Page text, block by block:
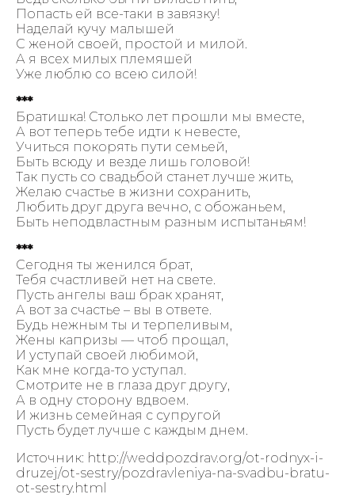
Попасть ей все-таки в завязку!
Наделай кучу малышей
С женой своей, простой и милой.
А я всех милых племяшей
Уже люблю со всею силой!
***
Братишка! Столько лет прошли мы вместе,
А вот теперь тебе идти к невесте,
Учиться покорять пути семьей,
Быть всюду и везде лишь головой!
Так пусть со свадьбой станет лучше жить,
Желаю счастье в жизни сохранить,
Любить друг друга вечно, с обожаньем,
Быть неподвластным разным испытаньям!
***
Сегодня ты женился брат,
Тебя счастливей нет на свете.
Пусть ангелы ваш брак хранят,
А вот за счастье – вы в ответе.
Будь нежным ты и терпеливым,
Жены капризы — чтоб прощал,
И уступай своей любимой,
Как мне когда-то уступал.
Смотрите не в глаза друг другу,
А в одну сторону вдвоем.
И жизнь семейная с супругой
Пусть будет лучше с каждым днем.
Источник: http://weddpozdrav.org/ot-rodnyx-i-
druzej/ot-sestry/pozdravleniya-na-svadbu-bratu-
ot-sestry.html